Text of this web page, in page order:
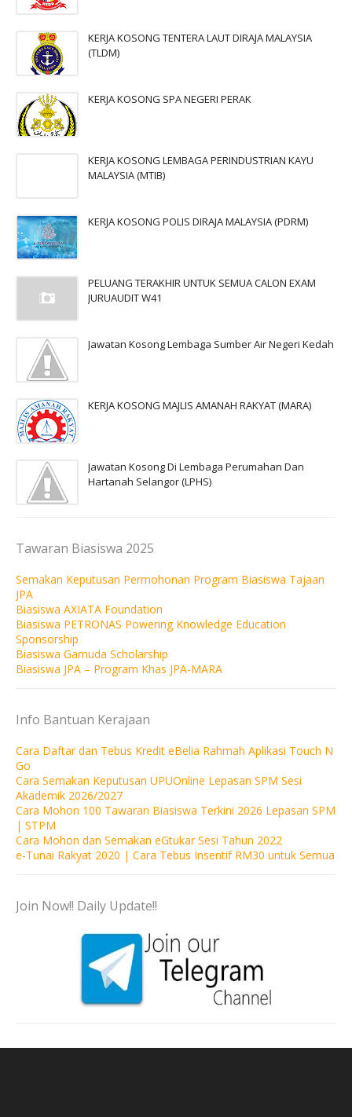
KERJA KOSONG TENTERA LAUT DIRAJA MALAYSIA
(TLDM)
KERJA KOSONG SPA NEGERI PERAK
KERJA KOSONG LEMBAGA PERINDUSTRIAN KAYU
MALAYSIA (MTIB)
KERJA KOSONG POLIS DIRAJA MALAYSIA (PDRM)
PELUANG TERAKHIR UNTUK SEMUA CALON EXAM
JURUAUDIT W41
Jawatan Kosong Lembaga Sumber Air Negeri Kedah
KERJA KOSONG MAJLIS AMANAH RAKYAT (MARA)
Jawatan Kosong Di Lembaga Perumahan Dan
Hartanah Selangor (LPHS)
Tawaran Biasiswa 2025
Semakan Keputusan Permohonan Program Biasiswa Tajaan
JPA
Biasiswa AXIATA Foundation
Biasiswa PETRONAS Powering Knowledge Education
Sponsorship
Biasiswa Gamuda Scholarship
Biasiswa JPA – Program Khas JPA-MARA
Info Bantuan Kerajaan
Cara Daftar dan Tebus Kredit eBelia Rahmah Aplikasi Touch N
Go
Cara Semakan Keputusan UPUOnline Lepasan SPM Sesi
Akademik 2026/2027
Cara Mohon 100 Tawaran Biasiswa Terkini 2026 Lepasan SPM
| STPM
Cara Mohon dan Semakan eGtukar Sesi Tahun 2022
e-Tunai Rakyat 2020 | Cara Tebus Insentif RM30 untuk Semua
Join Now!! Daily Update!!